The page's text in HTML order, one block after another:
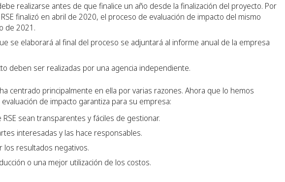
realizarse antes de que finalice un año desde la finalización del proyecto. Por
finalizó en abril de 2020, el proceso de evaluación de impacto del mismo
de 2021.
se elaborará al final del proceso se adjuntará al informe anual de la empresa
deben ser realizadas por una agencia independiente.
centrado principalmente en ella por varias razones. Ahora que lo hemos
de impacto garantiza para su empresa:
sean transparentes y fáciles de gestionar.
interesadas y las hace responsables.
los resultados negativos.
o una mejor utilización de los costos.